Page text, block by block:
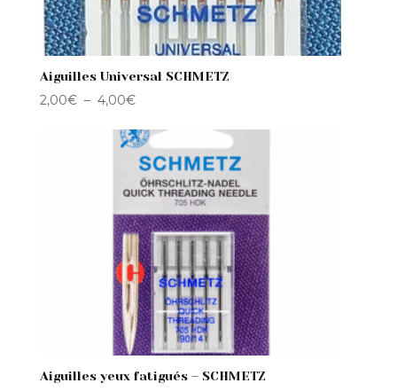
Aiguilles Universal SCHMETZ
2,00€ – 4,00€Plage
prix :
2,00€
à
4,00€
Aiguilles yeux fatigués – SCHMETZ